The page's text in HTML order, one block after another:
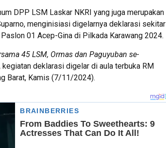
DPP LSM Laskar NKRI yang juga merupakan
menginisiasi digelarnya deklarasi sekitar
01 Acep-Gina di Pilkada Karawang 2024.
45 LSM, Ormas dan Paguyuban se-
kegiatan deklarasi digelar di aula terbuka RM
Barat, Kamis (7/11/2024).